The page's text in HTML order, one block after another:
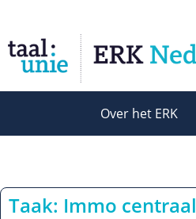
Over het ERK
Taak: Immo centraal